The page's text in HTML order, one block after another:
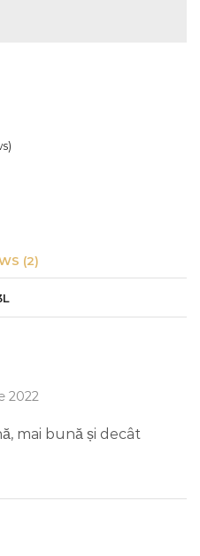
(2)
2022
mai bună și decât